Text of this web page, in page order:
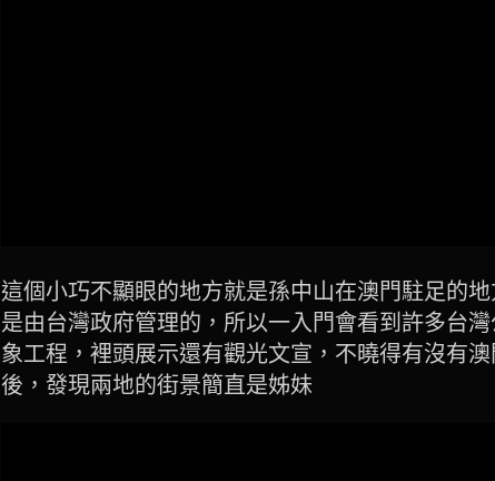
這個小巧不顯眼的地方就是孫中山在澳門駐足的
是由台灣政府管理的，所以一入門會看到許多台
象工程，裡頭展示還有觀光文宣，不曉得有沒有
後，發現兩地的街景簡直是姊妹